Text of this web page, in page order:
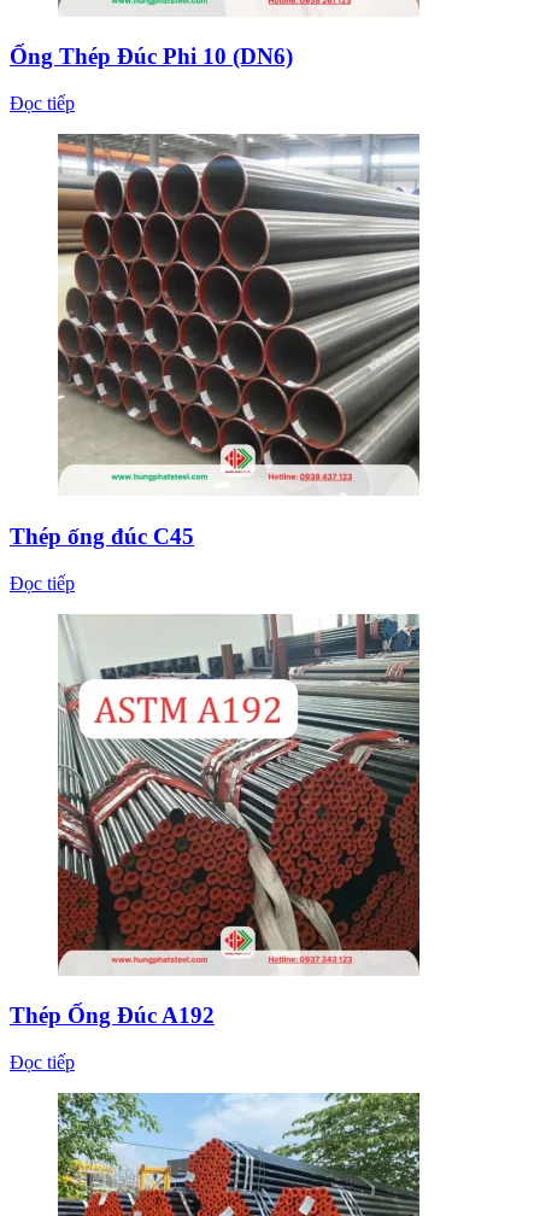
Ống Thép Đúc Phi 10 (DN6)
Đọc tiếp
Thép ống đúc C45
Đọc tiếp
Thép Ống Đúc A192
Đọc tiếp